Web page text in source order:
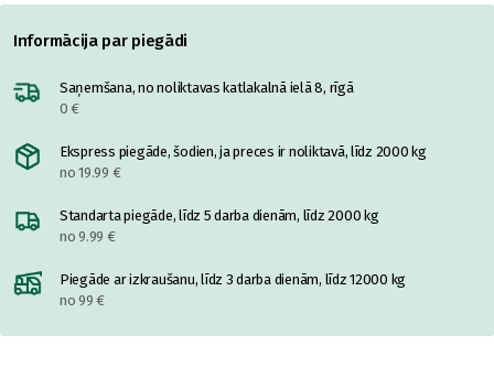
Informācija par piegādi
Saņemšana, no noliktavas katlakalnā ielā 8, rīgā
0 €
Ekspress piegāde, šodien, ja preces ir noliktavā, līdz 2000 kg
no 19.99 €
Standarta piegāde, līdz 5 darba dienām, līdz 2000 kg
no 9.99 €
Piegāde ar izkraušanu, līdz 3 darba dienām, līdz 12000 kg
no 99 €